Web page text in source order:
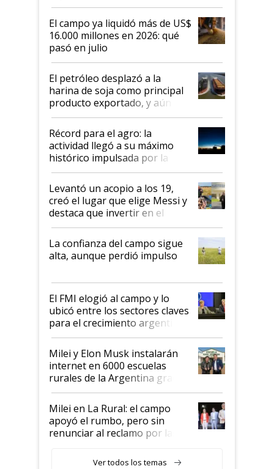
El campo ya liquidó más de US$
16.000 millones en 2026: qué
pasó en julio
El petróleo desplazó a la
harina de soja como principal
producto exportado, y aún así
el agro aportó casi seis de cada
diez dólares y sostuvo el
liderazgo en un semestre
récord
Récord para el agro: la
actividad llegó a su máximo
histórico impulsada por la
cosecha y las exportaciones
Levantó un acopio a los 19,
creó el lugar que elige Messi y
destaca que invertir en el
kirchnerismo era como "darle
plata a un hijo para droga":
Juan Félix Rossetti, el libertario
que de una dura crisis salió
de Milei
La confianza del campo sigue
alta, aunque perdió impulso
El FMI elogió al campo y lo
ubicó entre los sectores claves
para el crecimiento argentino
Milei y Elon Musk instalarán
internet en 6000 escuelas
rurales de la Argentina gracias
a un acuerdo con Starlink
Milei en La Rural: el campo
apoyó el rumbo, pero sin
renunciar al reclamo por las
Ver todos los temas